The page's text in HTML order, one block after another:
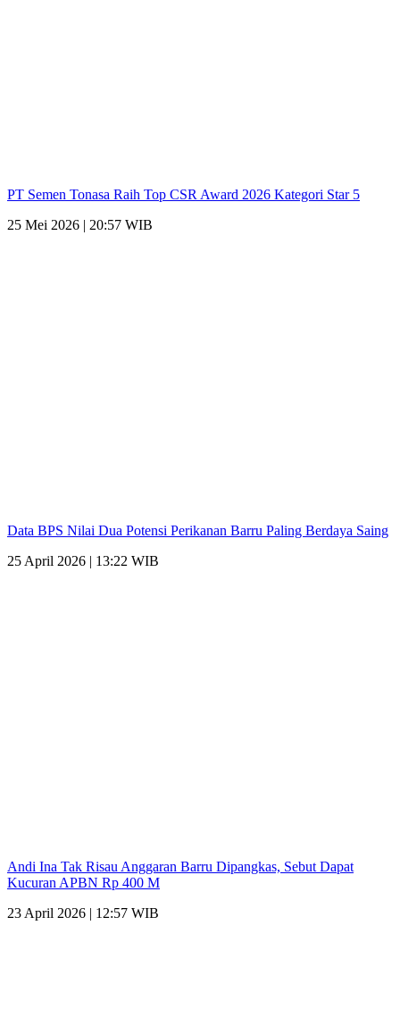
PT Semen Tonasa Raih Top CSR Award 2026 Kategori Star 5
25 Mei 2026 | 20:57 WIB
Data BPS Nilai Dua Potensi Perikanan Barru Paling Berdaya Saing
25 April 2026 | 13:22 WIB
Andi Ina Tak Risau Anggaran Barru Dipangkas, Sebut Dapat
Kucuran APBN Rp 400 M
23 April 2026 | 12:57 WIB